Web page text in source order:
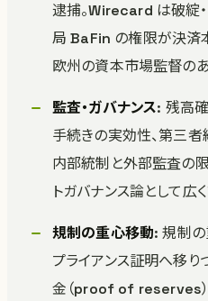
逮捕。Wirecard は破綻
局 BaFin の権限が決済
欧州の資本市場監督の
監査・ガバナンス: 残高
手続きの実効性、第三
内部統制と外部監査の
トガバナンス論として広
規制の重心移動: 規制
プライアンス証明へ移り
金（proof of reserves